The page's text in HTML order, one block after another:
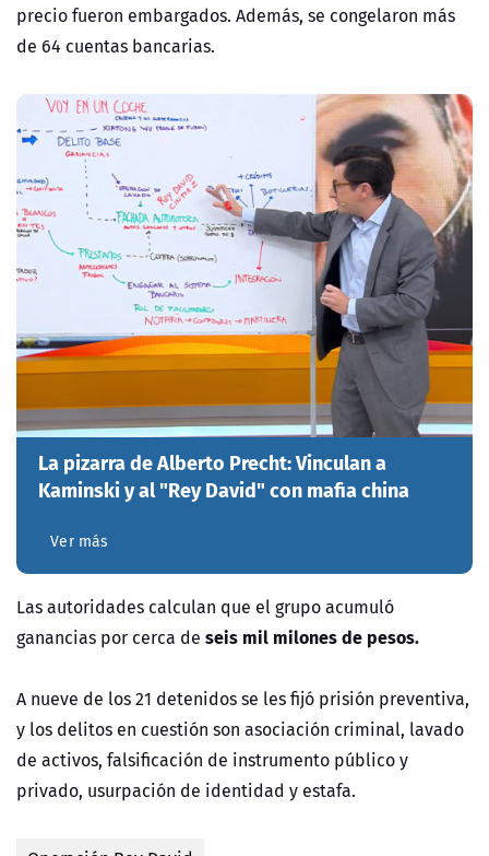
precio fueron embargados. Además, se congelaron más
de 64 cuentas bancarias.
La pizarra de Alberto Precht: Vinculan a
Kaminski y al "Rey David" con mafia china
Ver más
Las autoridades calculan que el grupo acumuló
ganancias por cerca de seis mil milones de pesos.
A nueve de los 21 detenidos se les fijó prisión preventiva,
y los delitos en cuestión son asociación criminal, lavado
de activos, falsificación de instrumento público y
privado, usurpación de identidad y estafa.